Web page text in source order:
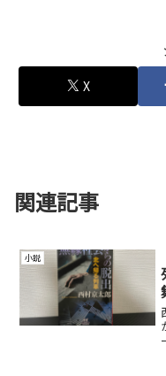
X
関連記事
小説